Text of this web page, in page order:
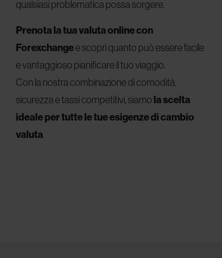
qualsiasi problematica possa sorgere.
Prenota la tua valuta online con
Forexchangee scopri quanto può essere facile
e vantaggioso pianificare il tuo viaggio.
Con la nostra combinazione di comodità,
sicurezza e tassi competitivi, siamo la scelta
ideale per tutte le tue esigenze di cambio
valuta.